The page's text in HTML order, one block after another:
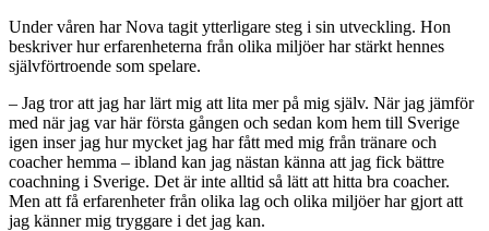
Under våren har Nova tagit ytterligare steg i sin utveckling. Hon
beskriver hur erfarenheterna från olika miljöer har stärkt hennes
självförtroende som spelare.
– Jag tror att jag har lärt mig att lita mer på mig själv. När jag jämför
med när jag var här första gången och sedan kom hem till Sverige
igen inser jag hur mycket jag har fått med mig från tränare och
coacher hemma – ibland kan jag nästan känna att jag fick bättre
coachning i Sverige. Det är inte alltid så lätt att hitta bra coacher.
Men att få erfarenheter från olika lag och olika miljöer har gjort att
jag känner mig tryggare i det jag kan.